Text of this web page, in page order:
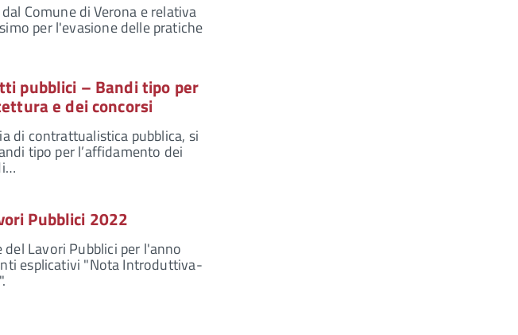
Comune di Verona e relativa
per l'evasione delle pratiche
pubblici – Bandi tipo per
e dei concorsi
di contrattualistica pubblica, si
tipo per l’affidamento dei
Pubblici 2022
Lavori Pubblici per l'anno
esplicativi "Nota Introduttiva-